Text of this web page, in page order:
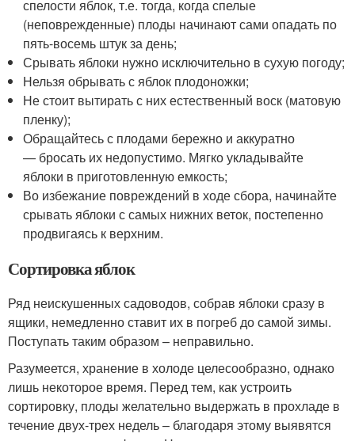
спелости яблок, т.е. тогда, когда спелые
(неповрежденные) плоды начинают сами опадать по
пять-восемь штук за день;
Срывать яблоки нужно исключительно в сухую погоду;
Нельзя обрывать с яблок плодоножки;
Не стоит вытирать с них естественный воск (матовую
пленку);
Обращайтесь с плодами бережно и аккуратно
— бросать их недопустимо. Мягко укладывайте
яблоки в приготовленную емкость;
Во избежание повреждений в ходе сбора, начинайте
срывать яблоки с самых нижних веток, постепенно
продвигаясь к верхним.
Сортировка яблок
Ряд неискушенных садоводов, собрав яблоки сразу в
ящики, немедленно ставит их в погреб до самой зимы.
Поступать таким образом – неправильно.
Разумеется, хранение в холоде целесообразно, однако
лишь некоторое время. Перед тем, как устроить
сортировку, плоды желательно выдержать в прохладе в
течение двух-трех недель – благодаря этому выявятся